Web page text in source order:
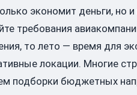
экономит деньги, но
требования
то лето — время для
локации. Многие
подборки бюджетных